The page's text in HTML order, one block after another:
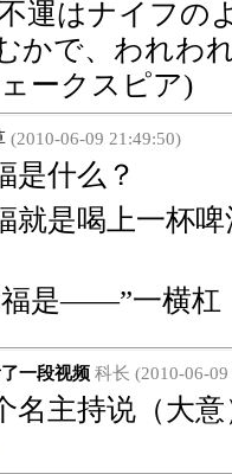
運はナイフの
かで、われわ
ークスピア)
(2010-06-09 21:49:50)
什么？
就是喝上一杯
福是——”一横杠
一段视频 科长 (2010-06-09
主持说（大意